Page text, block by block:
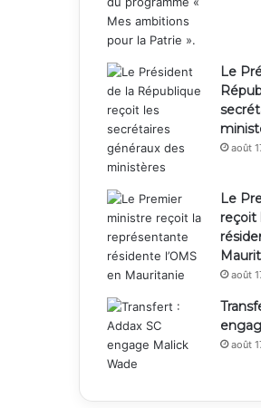
Le
août
Le
reçoit
août
août